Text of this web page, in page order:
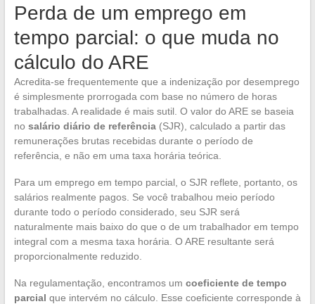
Perda de um emprego em
tempo parcial: o que muda no
cálculo do ARE
Acredita-se frequentemente que a indenização por desemprego
é simplesmente prorrogada com base no número de horas
trabalhadas. A realidade é mais sutil. O valor do ARE se baseia
no salário diário de referência(SJR), calculado a partir das
remunerações brutas recebidas durante o período de
referência, e não em uma taxa horária teórica.
Para um emprego em tempo parcial, o SJR reflete, portanto, os
salários realmente pagos. Se você trabalhou meio período
durante todo o período considerado, seu SJR será
naturalmente mais baixo do que o de um trabalhador em tempo
integral com a mesma taxa horária. O ARE resultante será
proporcionalmente reduzido.
Na regulamentação, encontramos um coeficiente de tempo
parcial que intervém no cálculo. Esse coeficiente corresponde à